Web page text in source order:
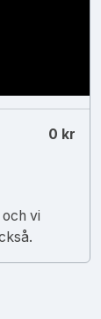
0 kr
vi